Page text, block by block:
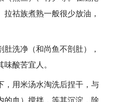
祜族煮熟一般很少放油，
洗净（和尚鱼不剖肚），
酸苦宜人。
用米汤水淘洗后捏干，与
的血）搅拌，等其沉淀，除